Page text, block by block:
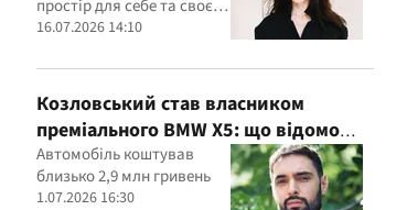
простір для себе та своєї
дитини
16.07.2026 14:10
Козловський став власником
преміального BMW X5: що відомо
про покупку
Автомобіль коштував
близько 2,9 млн гривень
1.07.2026 16:30